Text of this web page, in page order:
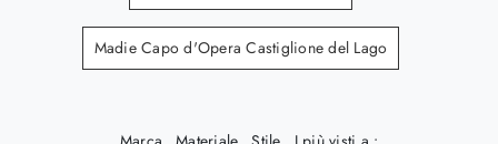
Madie Capo d'Opera Castiglione del Lago